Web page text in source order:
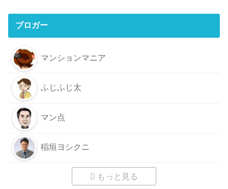
ブロガー
マンションマニア
ふじふじ太
マン点
稲垣ヨシクニ
もっと見る